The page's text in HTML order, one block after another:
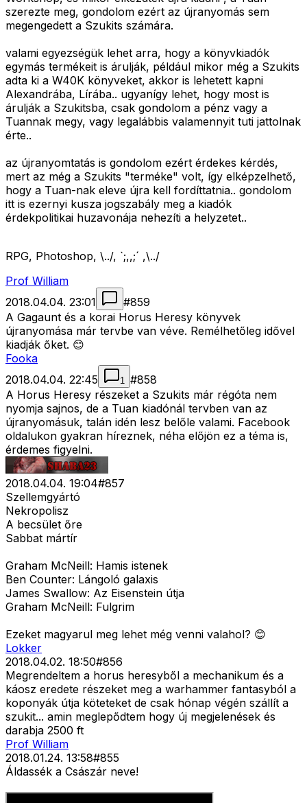
szerezte meg, gondolom ezért az újranyomás sem
megengedett a Szukits számára.
valami egyezségük lehet arra, hogy a könyvkiadók
egymás termékeit is árulják, például mikor még a Szukits
adta ki a W40K könyveket, akkor is lehetett kapni
Alexandrába, Lírába.. ugyanígy lehet, hogy most is
árulják a Szukitsba, csak gondolom a pénz vagy a
Tuannak megy, vagy legalábbis valamennyit tuti jattolnak
érte..
az újranyomtatás is gondolom ezért érdekes kérdés,
mert az még a Szukits "terméke" volt, így elképzelhető,
hogy a Tuan-nak eleve újra kell fordíttatnia.. gondolom
itt is ezernyi kusza jogszabály meg a kiadók
érdekpolitikai huzavonája nehezíti a helyzetet..
RPG, Photoshop, \../, `;,,;´ ,\../
Prof William
2018.04.04. 23:01
#859
A Gagaunt és a korai Horus Heresy könyvek
újranyomása már tervbe van véve. Remélhetőleg idővel
kiadják őket. 😊
Fooka
2018.04.04. 22:45
1 #858
A Horus Heresy részeket a Szukits már régóta nem
nyomja sajnos, de a Tuan kiadónál tervben van az
újranyomásuk, talán idén lesz belőle valami. Facebook
oldalukon gyakran híreznek, néha előjön ez a téma is,
érdemes figyelni.
2018.04.04. 19:04#857
Szellemgyártó
Nekropolisz
A becsület őre
Sabbat mártír
Graham McNeill: Hamis istenek
Ben Counter: Lángoló galaxis
James Swallow: Az Eisenstein útja
Graham McNeill: Fulgrim
Ezeket magyarul meg lehet még venni valahol? 😊
Lokker
2018.04.02. 18:50#856
Megrendeltem a horus heresyből a mechanikum és a
káosz eredete részeket meg a warhammer fantasyból a
koponyák útja köteteket de csak hónap végén szállít a
szukit... amin meglepődtem hogy új megjelenések és
darabja 2500 ft
Prof William
2018.01.24. 13:58#855
Áldassék a Császár neve!